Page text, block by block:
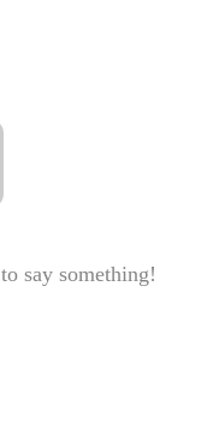
say something!